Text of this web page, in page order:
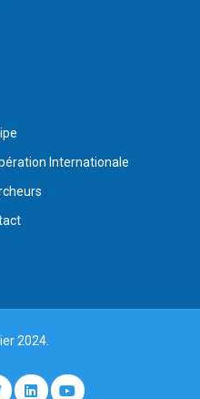
Internationale
2024.